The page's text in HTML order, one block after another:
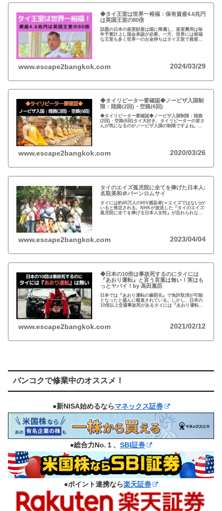
◆タイ王室は世界一裕福：保有資産4.6兆円
は英国王室の80倍
話題の日本の皇室財産は国に帰属し、皇室費用は毎
年予算計上し国会承認が必要。一方、世界には裕福
な王室も多く世界一のお金持ちはタイ王室で資産は
www.escape2bangkok.com 2024/03/29
◆タイリピーター要確認◆ノービザ入国制
限：陸路(2回)・空路(6回)
◆タイリピーター要確認◆ノービザ入国制限：陸路
(2回)・空路(6回)タイ大好き、タイリピーターの皆さ
んが気になるのがノービザ入国の制限ですよね。近
www.escape2bangkok.com 2020/03/26
タイのエイズ孤児院に全てを捧げた日本人:
名取美和＠バーンロムサイ
タイには約45万人のHIV感染者(＝エイズではない)が
いると推定される。NHKが放送した『タイのエイズ
孤児院に全てを捧げる日本人女性』が忘れられな
www.escape2bangkok.com 2023/04/04
◆日本の10倍は事故死するのにタイには
『あおり運転』と言う言葉は無い！実はも
っとヤバイ！by 高田胤臣
日本では『あおり運転の厳罰化』で免許取消が可能
となったと盛んに報道されている。しかし、日本の
10倍以上交通事故死があるタイには『あおり運転』
www.escape2bangkok.com 2021/02/12
バンコクで修業中のオススメ！
●新NISA始めるならマネックス証券
●総合力No.１、 SBI証券
●ポイント連携なら楽天証券